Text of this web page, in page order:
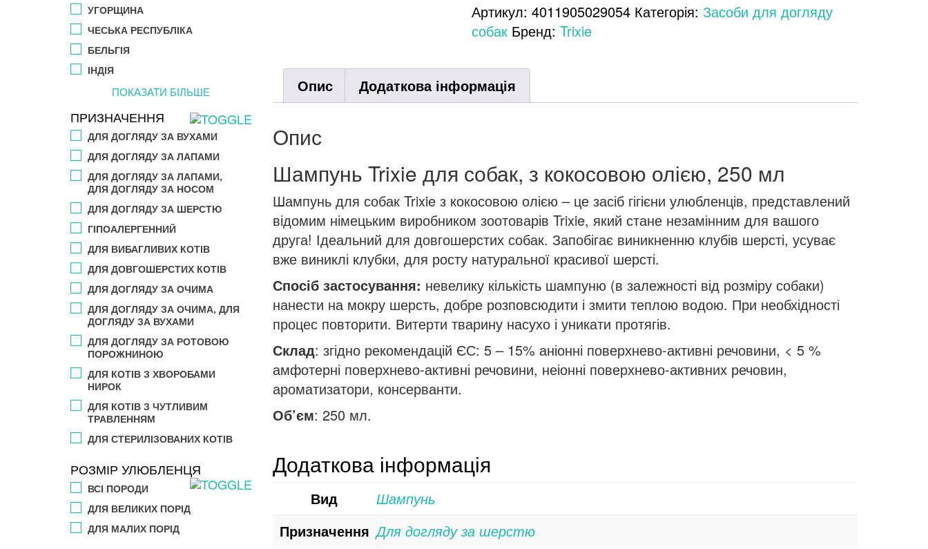
собак,
з
олією,
250
Артикул: 4011905029054 Категорія: Засоби для догляду
собак Бренд: Trixie
Опис Додаткова інформація
Опис
Шампунь Trixie для собак, з кокосовою олією, 250 мл
Шампунь для собак Trixie з кокосовою олією – це засіб гігієни улюбленців, представлений
відомим німецьким виробником зоотоварів Trixie, який стане незамінним для вашого
друга! Ідеальний для довгошерстих собак. Запобігає виникненню клубів шерсті, усуває
вже виниклі клубки, для росту натуральної красивої шерсті.
Спосіб застосування: невелику кількість шампуню (в залежності від розміру собаки)
нанести на мокру шерсть, добре розповсюдити і змити теплою водою. При необхідності
процес повторити. Витерти тварину насухо і уникати протягів.
Склад: згідно рекомендацій ЄС: 5 – 15% аніонні поверхнево-активні речовини, < 5 %
амфотерні поверхнево-активні речовини, неіонні поверхнево-активних речовин,
ароматизатори, консерванти.
Об’єм: 250 мл.
Додаткова інформація
Вид
Шампунь
Призначення Для догляду за шерстю
УГОРЩИНА
ЧЕСЬКА РЕСПУБЛІКА
БЕЛЬГІЯ
ІНДІЯ
ПОКАЗАТИ БІЛЬШЕ
ПРИЗНАЧЕННЯ
ДЛЯ ДОГЛЯДУ ЗА ВУХАМИ
ДЛЯ ДОГЛЯДУ ЗА ЛАПАМИ
ДЛЯ ДОГЛЯДУ ЗА ЛАПАМИ,
ДЛЯ ДОГЛЯДУ ЗА НОСОМ
ДЛЯ ДОГЛЯДУ ЗА ШЕРСТЮ
ГІПОАЛЕРГЕННИЙ
ДЛЯ ВИБАГЛИВИХ КОТІВ
ДЛЯ ДОВГОШЕРСТИХ КОТІВ
ДЛЯ ДОГЛЯДУ ЗА ОЧИМА
ДЛЯ ДОГЛЯДУ ЗА ОЧИМА, ДЛЯ
ДОГЛЯДУ ЗА ВУХАМИ
ДЛЯ ДОГЛЯДУ ЗА РОТОВОЮ
ПОРОЖНИНОЮ
ДЛЯ КОТІВ З ХВОРОБАМИ
НИРОК
ДЛЯ КОТІВ З ЧУТЛИВИМ
ТРАВЛЕННЯМ
ДЛЯ СТЕРИЛІЗОВАНИХ КОТІВ
РОЗМІР УЛЮБЛЕНЦЯ
ВСІ ПОРОДИ
ДЛЯ ВЕЛИКИХ ПОРІД
ДЛЯ МАЛИХ ПОРІД